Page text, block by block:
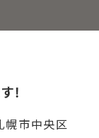
！
幌市中央区